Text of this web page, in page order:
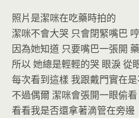
照片是潔咪在吃藥時拍的
潔咪不會大哭 只會閉緊嘴巴
因為她知道 只要嘴巴一張開
所以 她總是輕輕的哭 眼淚 從
每次看到這樣 我跟戴門實在
不過偶爾 潔咪會張開一眼偷看
看看我是否還拿著滴管在旁邊